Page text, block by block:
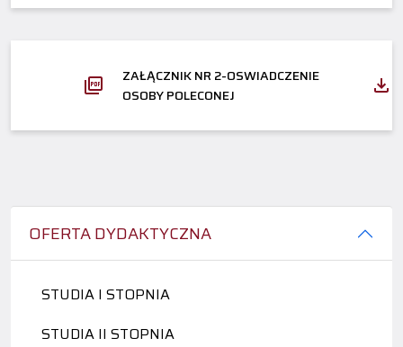
OFERTA DYDAKTYCZNA
STUDIA I STOPNIA
STUDIA II STOPNIA
ZAŁĄCZNIK NR 2-OSWIADCZENIE
OSOBY POLECONEJ